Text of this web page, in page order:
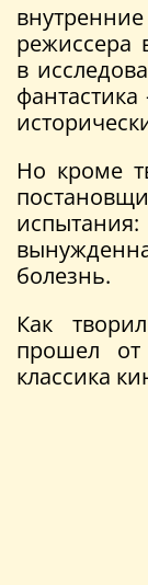
режиссера
в
Но кроме
болезнь.
Как
прошел от
классика